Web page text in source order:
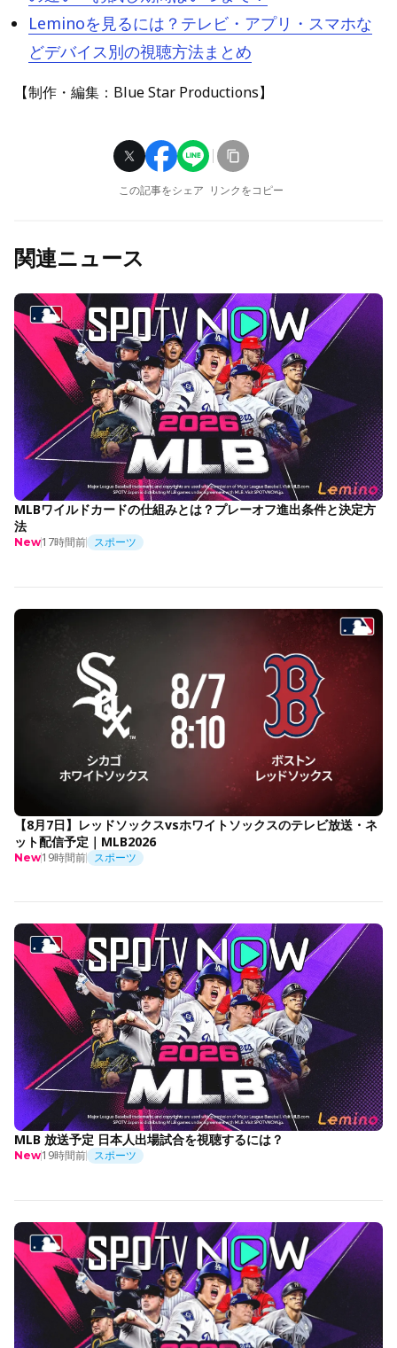
Leminoを見るには？テレビ・アプリ・スマホな
どデバイス別の視聴方法まとめ
【制作・編集：Blue Star Productions】
この記事をシェア リンクをコピー
関連ニュース
MLBワイルドカードの仕組みとは？プレーオフ進出条件と決定方
法
New17時間前 スポーツ
【8月7日】レッドソックスvsホワイトソックスのテレビ放送・ネ
ット配信予定｜MLB2026
New19時間前 スポーツ
MLB 放送予定 日本人出場試合を視聴するには？
New19時間前 スポーツ